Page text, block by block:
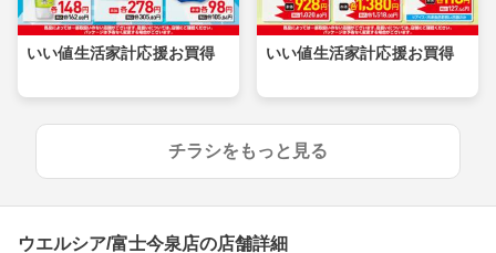
いい値生活家計応援お買得 いい値生活家計応援お買得
チラシをもっと見る
ウエルシア/富士今泉店の店舗詳細